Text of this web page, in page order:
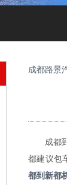
成都路景
成都到
都建议包
都到新都